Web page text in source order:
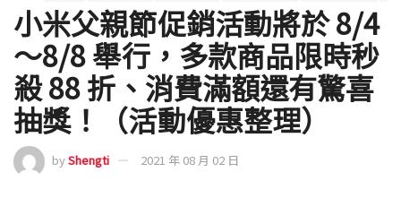
小米父親節促銷活動將於 8/4
～8/8 舉行，多款商品限時秒
殺 88 折、消費滿額還有驚喜
抽獎！（活動優惠整理）
byShengti 2021 年 08 月 02 日